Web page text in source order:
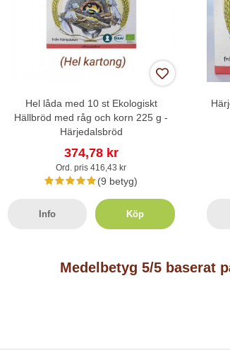
Hel låda med 10 st Ekologiskt
Hällbröd med råg och korn 225 g -
Härjedalsbröd
374,78 kr
Ord. pris 416,43 kr
(9 betyg)
Info Köp
Medelbetyg 5/5 baserat